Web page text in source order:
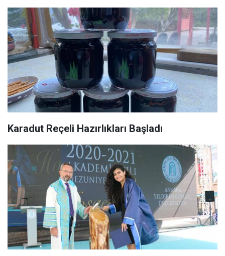
Karadut Reçeli Hazırlıkları Başladı